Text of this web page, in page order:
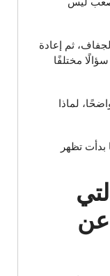
ثم إعادة
مختلفًا
لماذا
بدأت تظهر
عن